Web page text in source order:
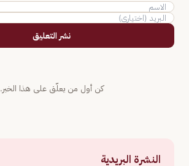
نشر التعليق
كن أول من يعلّق على هذا الخبر.
النشرة البريدية